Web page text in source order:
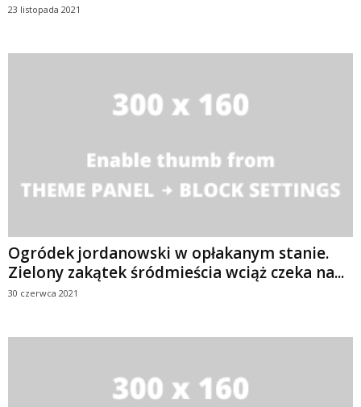
23 listopada 2021
Ogródek jordanowski w opłakanym stanie.
Zielony zakątek śródmieścia wciąż czeka na...
30 czerwca 2021